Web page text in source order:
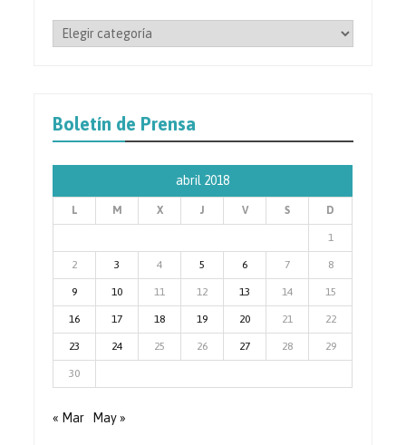
Filtrar
Prensa
Boletín de Prensa
abril 2018
L M X J V S D
1
2 3 4 5 6 7 8
9 10 11 12 13 14 15
16 17 18 19 20 21 22
23 24 25 26 27 28 29
30
« Mar May »